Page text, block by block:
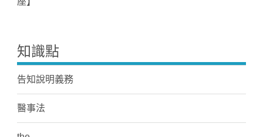
知識點
告知說明義務
醫事法